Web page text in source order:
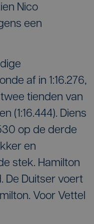
Nico
een
af in 1:16.276,
tienden van
(1:16.444). Diens
op de derde
en
stek. Hamilton
De Duitser voert
Voor Vettel